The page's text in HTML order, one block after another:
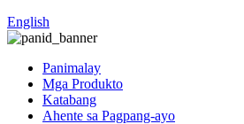
English
Panimalay
Mga Produkto
Katabang
Ahente sa Pagpang-ayo